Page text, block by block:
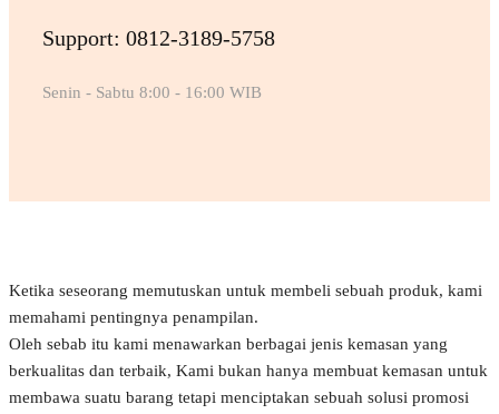
Support: 0812-3189-5758
Senin - Sabtu 8:00 - 16:00 WIB
Ketika seseorang memutuskan untuk membeli sebuah produk, kami
memahami pentingnya penampilan.
Oleh sebab itu kami menawarkan berbagai jenis kemasan yang
berkualitas dan terbaik, Kami bukan hanya membuat kemasan untuk
membawa suatu barang tetapi menciptakan sebuah solusi promosi